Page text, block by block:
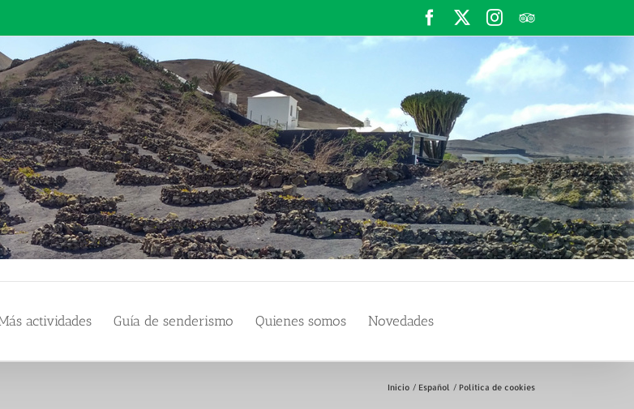
FacebookInstagram
TripAdvisor
actividades Guía de senderismo Quienes somos Novedades
Inicio Español Política de cookies